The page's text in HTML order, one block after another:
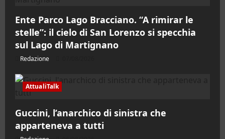
Ente Parco Lago Bracciano. “A rimirar le
stelle”: il cielo di San Lorenzo si specchia
sul Lago di Martignano
Redazione
AttualiTalk
Guccini, l’anarchico di sinistra che
apparteneva a tutti